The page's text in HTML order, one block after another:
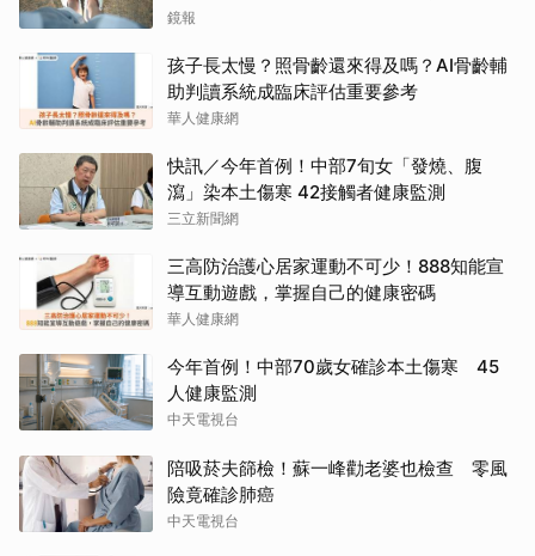
鏡報
孩子長太慢？照骨齡還來得及嗎？AI骨齡輔
助判讀系統成臨床評估重要參考
華人健康網
快訊／今年首例！中部7旬女「發燒、腹
瀉」染本土傷寒 42接觸者健康監測
三立新聞網
三高防治護心居家運動不可少！888知能宣
導互動遊戲，掌握自己的健康密碼
華人健康網
今年首例！中部70歲女確診本土傷寒 45
人健康監測
中天電視台
陪吸菸夫篩檢！蘇一峰勸老婆也檢查 零風
險竟確診肺癌
中天電視台